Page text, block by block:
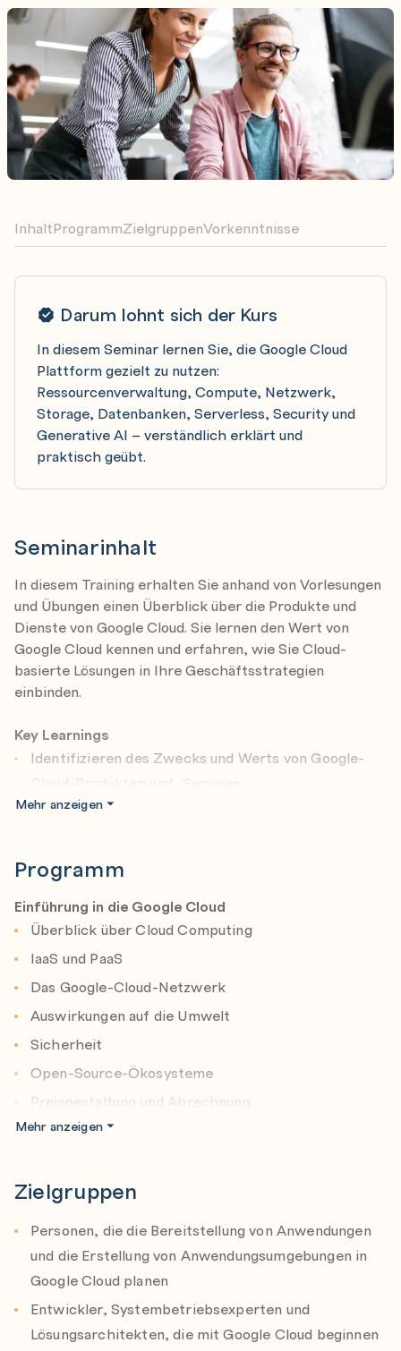
Darum lohnt sich der Kurs
In diesem Seminar lernen Sie, die Google Cloud
Plattform gezielt zu nutzen:
Ressourcenverwaltung, Compute, Netzwerk,
Storage, Datenbanken, Serverless, Security und
Generative AI – verständlich erklärt und
praktisch geübt.
Seminarinhalt
In diesem Training erhalten Sie anhand von Vorlesungen
und Übungen einen Überblick über die Produkte und
Dienste von Google Cloud. Sie lernen den Wert von
Google Cloud kennen und erfahren, wie Sie Cloud-
basierte Lösungen in Ihre Geschäftsstrategien
einbinden.
Key Learnings
Identifizieren des Zwecks und Werts von Google-
Definieren, wie die Infrastruktur in Google Cloud
Erläutern, wie man eine grundlegende Infrastruktur
Auswählen und Verwenden von Google-Cloud-
Kubernetes Engine
Identifizieren der Anwendungsfälle für serverlose
Google-Cloud-Dienste
Erforschen von Google Clouds generativen AI-Tools
und bewährten Verfahren
Mehr anzeigen
Programm
Einführung in die Google Cloud
Überblick über Cloud Computing
IaaS und PaaS
Das Google-Cloud-Netzwerk
Auswirkungen auf die Umwelt
Sicherheit
Open-Source-Ökosysteme
Preisgestaltung und Abrechnung
Identifizieren der Vorteile von Google Cloud
Netzwerkinfrastruktur, einschliesslich der
Präsenzpunkte, Rechenzentren, Regionen und
Zonen
Erkennen des Unterschieds zwischen
Infrastructure-as-a-Service (IaaS) und Platform-as-
a-Service (PaaS)
Modul-Quiz
Mehr anzeigen
Zielgruppen
Personen, die die Bereitstellung von Anwendungen
und die Erstellung von Anwendungsumgebungen in
Google Cloud planen
Entwickler, Systembetriebsexperten und
Lösungsarchitekten, die mit Google Cloud beginnen
InhaltProgrammZielgruppenVorkenntnisse